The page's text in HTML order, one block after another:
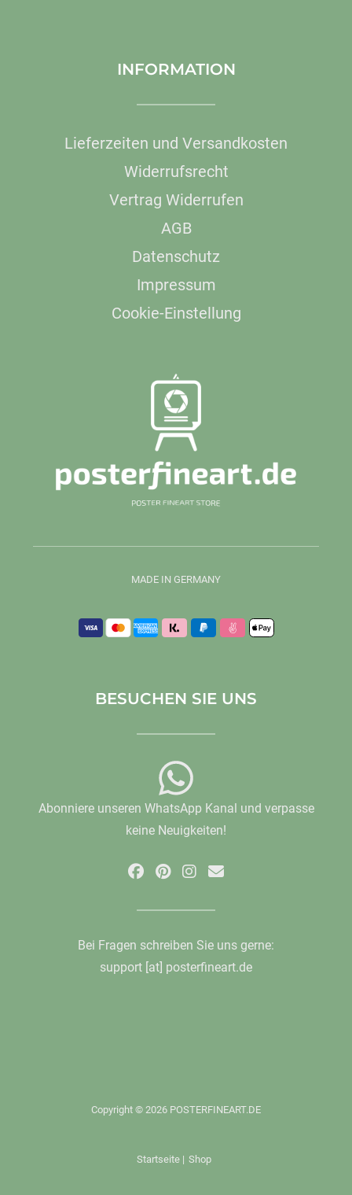
INFORMATION
Lieferzeiten und Versandkosten
Widerrufsrecht
Vertrag Widerrufen
AGB
Datenschutz
Impressum
Cookie-Einstellung
MADE IN GERMANY
BESUCHEN SIE UNS
Abonniere unseren WhatsApp Kanal und verpasse
keine Neuigkeiten!
Bei Fragen schreiben Sie uns gerne:
support [at] posterfineart.de
Copyright © 2026 POSTERFINEART.DE
Startseite | Shop